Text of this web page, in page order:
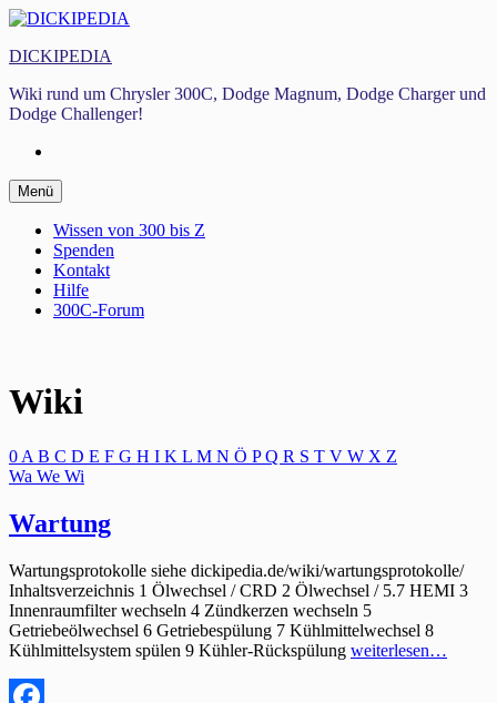
Zum
springen
DICKIPEDIA
Wiki rund um Chrysler 300C, Dodge Magnum, Dodge Charger und
Dodge Challenger!
Menü Zum
Inhalt
springen
Wissen von 300 bis Z
Spenden
Kontakt
Hilfe
300C-Forum
Wiki
0 A B C D E F G H I K L M N Ö PQ R S T V W X Z
Wa We Wi
Wartung
Wartungsprotokolle siehe dickipedia.de/wiki/wartungsprotokolle/
Inhaltsverzeichnis 1 Ölwechsel / CRD 2 Ölwechsel / 5.7 HEMI 3
Innenraumfilter wechseln 4 Zündkerzen wechseln 5
Getriebeölwechsel 6 Getriebespülung 7 Kühlmittelwechsel 8
Kühlmittelsystem spülen 9 Kühler-Rückspülung weiterlesen…